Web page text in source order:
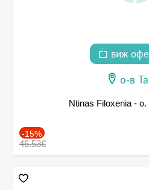
виж
о-в
Ntinas Filoxenia - о.
-15%
46.53€